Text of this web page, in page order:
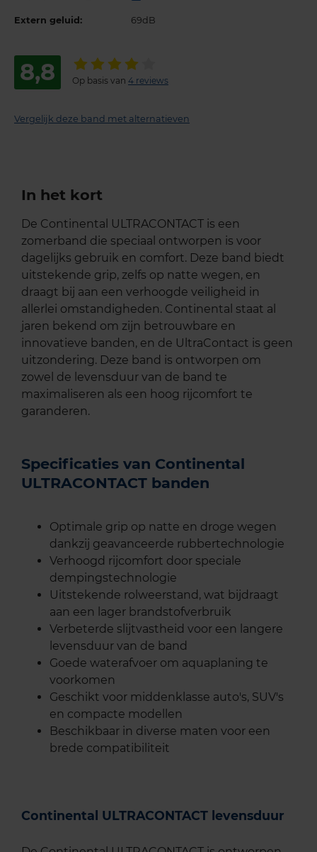
Extern geluid: 69dB
8,8 Op basis van 4 reviews
Vergelijk deze band met alternatieven
In het kort
De Continental ULTRACONTACT is een
zomerband die speciaal ontworpen is voor
dagelijks gebruik en comfort. Deze band biedt
uitstekende grip, zelfs op natte wegen, en
draagt bij aan een verhoogde veiligheid in
allerlei omstandigheden. Continental staat al
jaren bekend om zijn betrouwbare en
innovatieve banden, en de UltraContact is geen
uitzondering. Deze band is ontworpen om
zowel de levensduur van de band te
maximaliseren als een hoog rijcomfort te
garanderen.
Specificaties van Continental
ULTRACONTACT banden
Optimale grip op natte en droge wegen
dankzij geavanceerde rubbertechnologie
Verhoogd rijcomfort door speciale
dempingstechnologie
Uitstekende rolweerstand, wat bijdraagt
aan een lager brandstofverbruik
Verbeterde slijtvastheid voor een langere
levensduur van de band
Goede waterafvoer om aquaplaning te
voorkomen
Geschikt voor middenklasse auto's, SUV's
en compacte modellen
Beschikbaar in diverse maten voor een
brede compatibiliteit
Continental ULTRACONTACT levensduur